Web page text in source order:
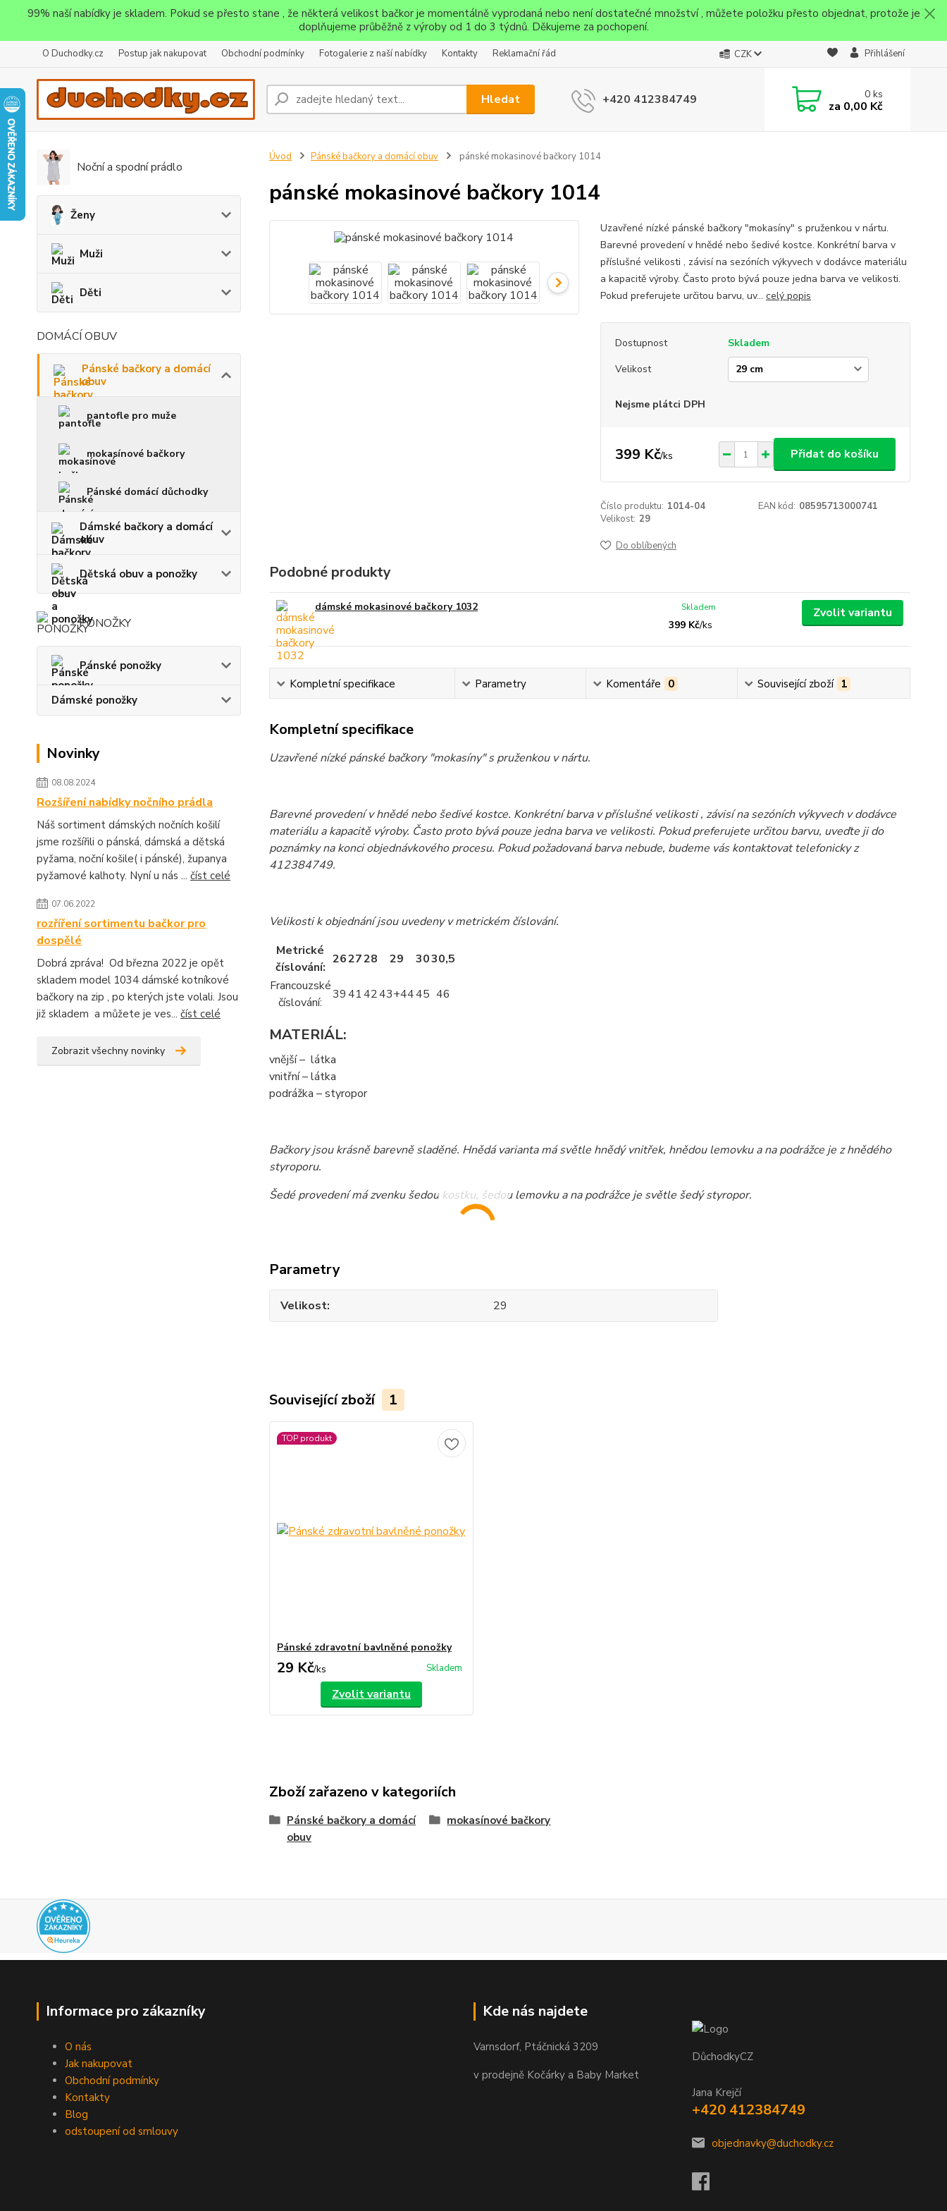
99% naší nabídky je skladem. Pokud se přesto stane , že některá velikost bačkor je momentálně vyprodaná nebo není dostatečné množství , můžete položku přesto objednat, protože je
doplňujeme průběžně z výroby od 1 do 3 týdnů. Děkujeme za pochopení.
O Duchodky.cz Postup jak nakupovat Obchodní podmínky Fotogalerie z naší nabídky Kontakty Reklamační řád CZK Přihlášení
Hledat +420 412384749 0ks
za 0,00 Kč
Noční a spodní prádlo
Ženy
Muži
Děti
DOMÁCÍ OBUV
Pánské bačkory a domácí
obuv
pantofle pro muže
mokasínové bačkory
Pánské domácí důchodky
Dámské bačkory a domácí
obuv
Dětská obuv a ponožky
PONOŽKY
Pánské ponožky
Dámské ponožky
Novinky
08.08.2024
Rozšíření nabídky nočního prádla
Náš sortiment dámských nočních košilí
jsme rozšířili o pánská, dámská a dětská
pyžama, noční košile( i pánské), županya
pyžamové kalhoty. Nyní u nás ... číst celé
07.06.2022
rozříření sortimentu bačkor pro
dospělé
Dobrá zpráva! Od března 2022 je opět
skladem model 1034 dámské kotníkové
bačkory na zip , po kterých jste volali. Jsou
již skladem a můžete je ves... číst celé
Zobrazit všechny novinky
Úvod Pánské bačkory a domácí obuv pánské mokasinové bačkory 1014
pánské mokasinové bačkory 1014
Uzavřené nízké pánské bačkory "mokasíny" s pruženkou v nártu.
Barevné provedení v hnědé nebo šedivé kostce. Konkrétní barva v
příslušné velikosti , závisí na sezóních výkyvech v dodávce materiálu
a kapacitě výroby. Často proto bývá pouze jedna barva ve velikosti.
Pokud preferujete určitou barvu, uv... celý popis
Dostupnost
Skladem
Velikost
Nejsme plátci DPH
399 Kč/ks Přidat do košíku
Číslo produktu: 1014-04 EAN kód: 08595713000741
Velikost: 29
Do oblíbených
Podobné produkty
dámské mokasinové bačkory 1032
399 Kč/ks
Skladem Zvolit variantu
Kompletní specifikace Parametry Komentáře 0 Související zboží 1
Kompletní specifikace
Uzavřené nízké pánské bačkory "mokasíny" s pruženkou v nártu.
Barevné provedení v hnědé nebo šedivé kostce. Konkrétní barva v příslušné velikosti , závisí na sezóních výkyvech v dodávce
materiálu a kapacitě výroby. Často proto bývá pouze jedna barva ve velikosti. Pokud preferujete určitou barvu, uveďte ji do
poznámky na konci objednávkového procesu. Pokud požadovaná barva nebude, budeme vás kontaktovat telefonicky z
412384749.
Velikosti k objednání jsou uvedeny v metrickém číslování.
Metrické
číslování:
262728 29 3030,5
Francouzské
číslování:
39414243+4445 46
MATERIÁL:
vnější – látka
vnitřní – látka
podrážka – styropor
Bačkory jsou krásně barevně sladěné. Hnědá varianta má světle hnědý vnitřek, hnědou lemovku a na podrážce je z hnědého
styroporu.
Šedé provedení má zvenku šedou kostku, šedou lemovku a na podrážce je světle šedý styropor.
Parametry
Velikost 29
Související zboží 1
TOP produkt
Pánské zdravotní bavlněné ponožky
29 Kč/ks Skladem
Zvolit variantu
Zboží zařazeno v kategoriích
Pánské bačkory a domácí
obuv
mokasínové bačkory
Informace pro zákazníky
O nás
Jak nakupovat
Obchodní podmínky
Kontakty
Blog
odstoupení od smlouvy
Kde nás najdete
Varnsdorf, Ptáčnická 3209
v prodejně Kočárky a Baby Market
DůchodkyCZ
Jana Krejčí
+420 412384749
objednavky@duchodky.cz